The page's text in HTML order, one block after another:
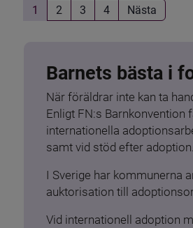
1 2 3 4 Nästa
Barnets bästa i
När föräldrar inte kan ta
Enligt FN:s Barnkonvention
internationella
samt vid stöd efter adoption.
I Sverige har kommunerna
auktorisation till
Vid internationell adoption